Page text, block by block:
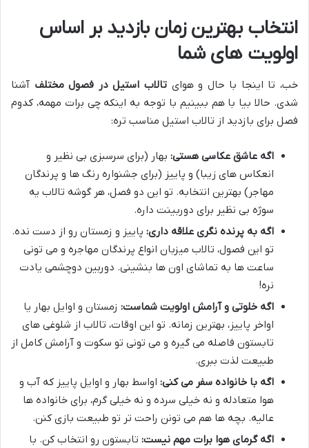
انتخاب بهترین زمان بازدید بر اساس
اولویت های شما
خب، تا اینجا با حال و هوایتالاب استیل در فصول مختلف آشنا
شدی. حالا بیا با هم ببینیم با توجه به اینکه چی برات مهمه، کدوم
فصل برای بازدید از تالاب استیل مناسب تره:
اگه عاشق عکاسی هستی: بهار (برای سرسبزی بی نظیر و
انعکاس های زیبا) و پاییز (برای جشنواره رنگ ها و پرندگان
مهاجر) بهترین انتخابه. تو این دو فصل، هر گوشه تالاب یه
سوژه بی نظیر برای دوربینت داره.
اگه به پرنده نگری علاقه داری: پاییز و زمستان رو از دست نده.
تو این فصول، تالاب میزبان انواع پرندگان مهاجره و می تونی
ساعت ها به تماشای اون ها بنشینی. دوربین دوچشمی یادت
نره!
اگه خلوتی و آرامش اولویت شماست: زمستان و اوایل بهار یا
اواخر پاییز، بهترین زمانه. تو این اوقات، تالاب از شلوغی های
تابستون فاصله می گیره و می تونی تو سکوت و آرامش کامل از
طبیعت لذت ببری.
اگه با خانواده سفر می کنی: اواسط بهار و اوایل پاییز که آب و
هوا متعادله و نه خیلی سرده و نه خیلی گرم، برای خانواده ها
عالیه. بچه ها هم می تونن راحت تر تو طبیعت بازی کنن.
اگه گرمای هوا برات مهم نیست: تابستون رو انتخاب کن. با